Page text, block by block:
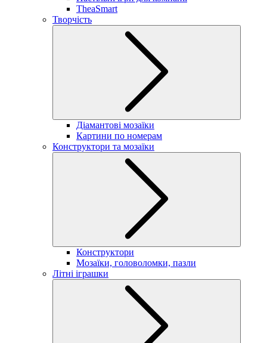
TheaSmart
Творчість
Діамантові мозаїки
Картини по номерам
Конструктори та мозаїки
Конструктори
Мозаїки, головоломки, пазли
Літні іграшки